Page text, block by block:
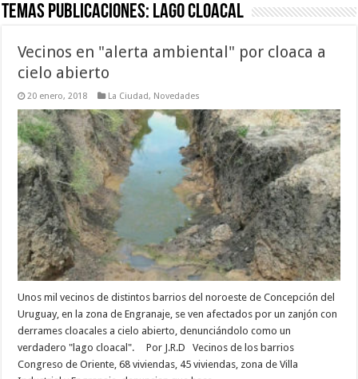
Temas Publicaciones: lago cloacal
Vecinos en "alerta ambiental" por cloaca a
cielo abierto
20 enero, 2018 La Ciudad, Novedades
Unos mil vecinos de distintos barrios del noroeste de Concepción del
Uruguay, en la zona de Engranaje, se ven afectados por un zanjón con
derrames cloacales a cielo abierto, denunciándolo como un
verdadero "lago cloacal". Por J.R.D Vecinos de los barrios
Congreso de Oriente, 68 viviendas, 45 viviendas, zona de Villa